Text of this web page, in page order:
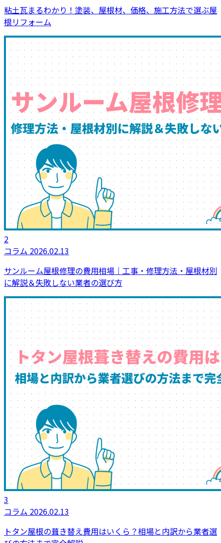
粘土瓦まるわかり！塗装、屋根材、価格、施工方法で選ぶ屋
根リフォーム
2
コラム 2026.02.13
サンルーム屋根修理の費用相場｜工事・修理方法・屋根材別
に解説＆失敗しない業者の選び方
3
コラム 2026.02.13
トタン屋根の葺き替え費用はいくら？相場と内訳から業者選